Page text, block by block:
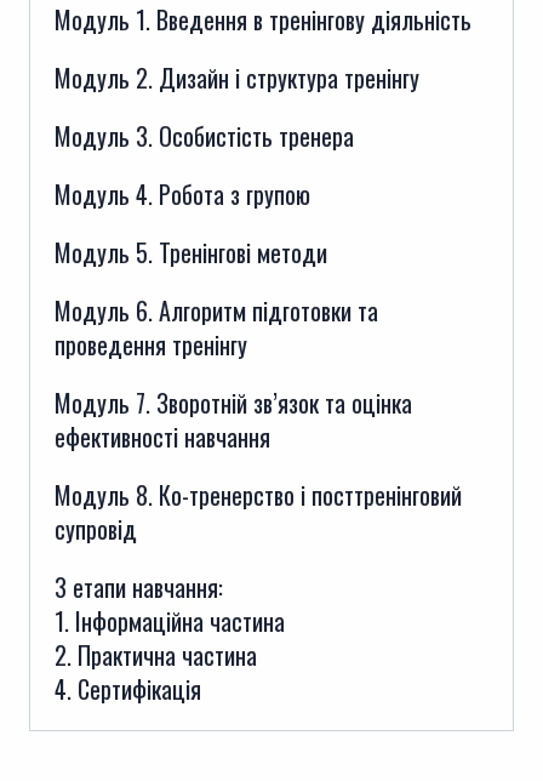
Модуль 1. Введення в тренінгову діяльність
Модуль 2. Дизайн і структура тренінгу
Модуль 3. Особистість тренера
Модуль 4. Робота з групою
Модуль 5. Тренінгові методи
Модуль 6. Алгоритм підготовки та
проведення тренінгу
Модуль 7. Зворотній зв’язок та оцінка
ефективності навчання
Модуль 8. Ко-тренерство і посттренінговий
супровід
3 етапи навчання:
1. Інформаційна частина
2. Практична частина
4. Сертифікація